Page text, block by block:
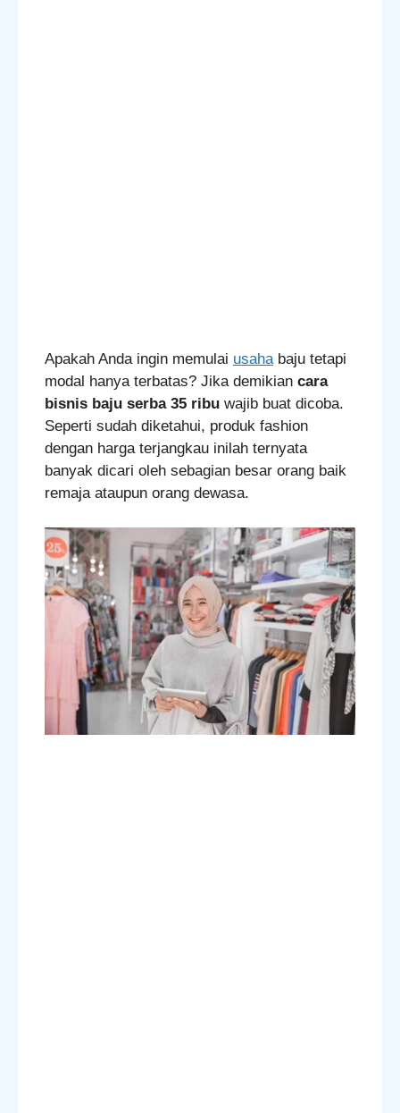
Apakah Anda ingin memulai usahabaju tetapi
modal hanya terbatas? Jika demikian cara
bisnis baju serba 35 ribu wajib buat dicoba.
Seperti sudah diketahui, produk fashion
dengan harga terjangkau inilah ternyata
banyak dicari oleh sebagian besar orang baik
remaja ataupun orang dewasa.